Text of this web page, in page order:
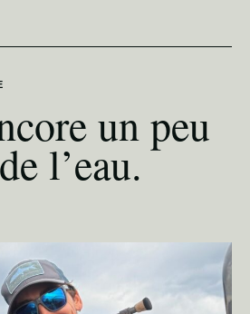
un peu
l’eau.